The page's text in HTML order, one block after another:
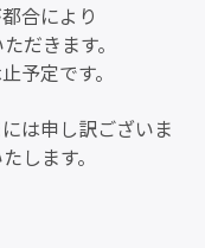
合により
だきます。
予定です。
は申し訳ございま
します。